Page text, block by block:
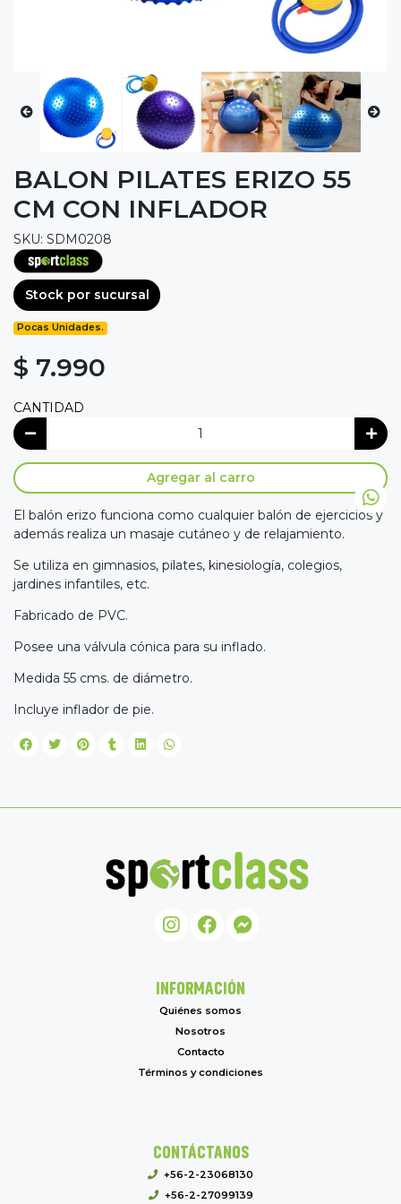
BALON PILATES ERIZO 55
CM CON INFLADOR
SKU: SDM0208
Stock por sucursal
Pocas Unidades.
$ 7.990
CANTIDAD
Agregar al carro
El balón erizo funciona como cualquier balón de ejercicios y
además realiza un masaje cutáneo y de relajamiento.
Se utiliza en gimnasios, pilates, kinesiología, colegios,
jardines infantiles, etc.
Fabricado de PVC.
Posee una válvula cónica para su inflado.
Medida 55 cms. de diámetro.
Incluye inflador de pie.
INFORMACIÓN
Quiénes somos
Nosotros
Contacto
Términos y condiciones
CONTÁCTANOS
+56-2-23068130
+56-2-27099139